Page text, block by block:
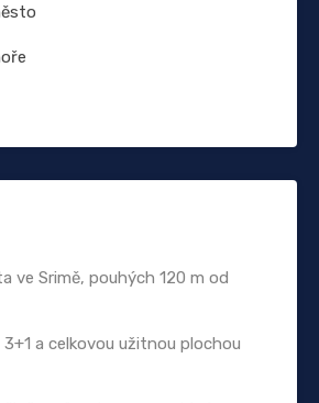
ve Srimě, pouhých 120 m od
a celkovou užitnou plochou